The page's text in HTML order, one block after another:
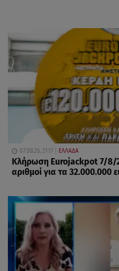
07.08.26, 21:17 ΕΛΛΑΔΑ
Κλήρωση Eurojackpot 7/8/
αριθμοί για τα 32.000.000